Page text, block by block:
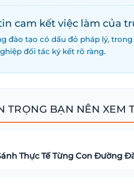
cam kết việc làm của
đào tạo có dấu đỏ pháp lý,
đối tác ký kết rõ ràng.
BẠN NÊN XEM
Thực Tế Từng Con Đường